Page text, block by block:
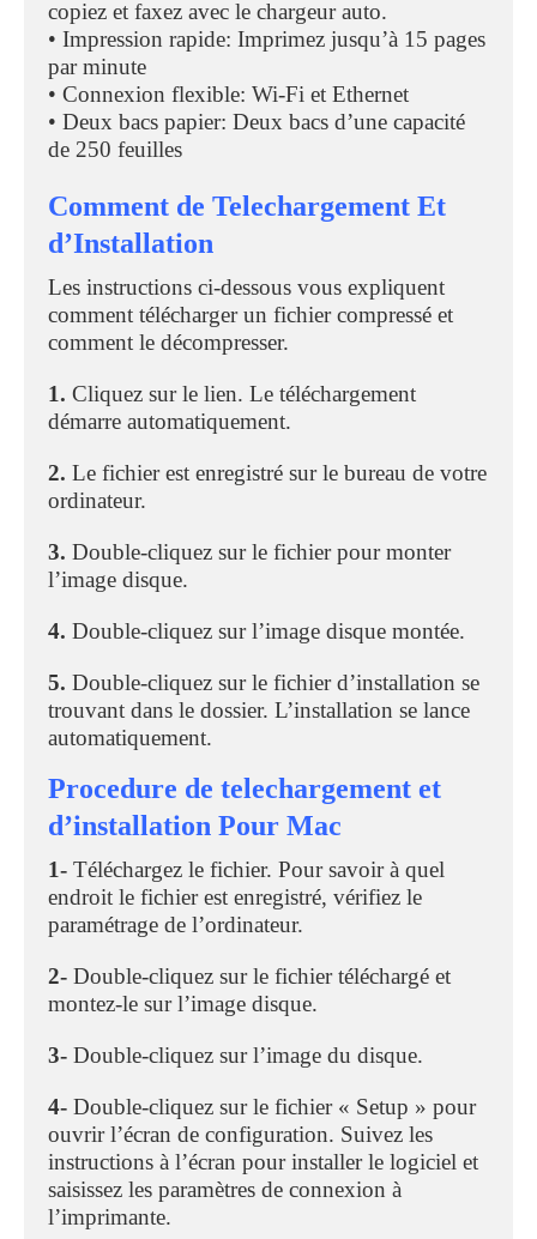
copiez et faxez avec le chargeur auto.
• Impression rapide: Imprimez jusqu’à 15 pages
par minute
• Connexion flexible: Wi-Fi et Ethernet
• Deux bacs papier: Deux bacs d’une capacité
de 250 feuilles
Comment de Telechargement Et
d’Installation
Les instructions ci-dessous vous expliquent
comment télécharger un fichier compressé et
comment le décompresser.
1. Cliquez sur le lien. Le téléchargement
démarre automatiquement.
2. Le fichier est enregistré sur le bureau de votre
ordinateur.
3. Double-cliquez sur le fichier pour monter
l’image disque.
4. Double-cliquez sur l’image disque montée.
5. Double-cliquez sur le fichier d’installation se
trouvant dans le dossier. L’installation se lance
automatiquement.
Procedure de telechargement et
d’installation Pour Mac
1- Téléchargez le fichier. Pour savoir à quel
endroit le fichier est enregistré, vérifiez le
paramétrage de l’ordinateur.
2- Double-cliquez sur le fichier téléchargé et
montez-le sur l’image disque.
3- Double-cliquez sur l’image du disque.
4- Double-cliquez sur le fichier « Setup » pour
ouvrir l’écran de configuration. Suivez les
instructions à l’écran pour installer le logiciel et
saisissez les paramètres de connexion à
l’imprimante.